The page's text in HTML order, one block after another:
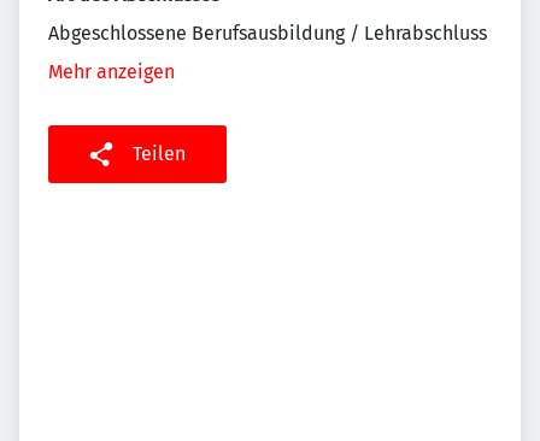
Abgeschlossene Berufsausbildung / Lehrabschluss
Mehr anzeigen
Teilen